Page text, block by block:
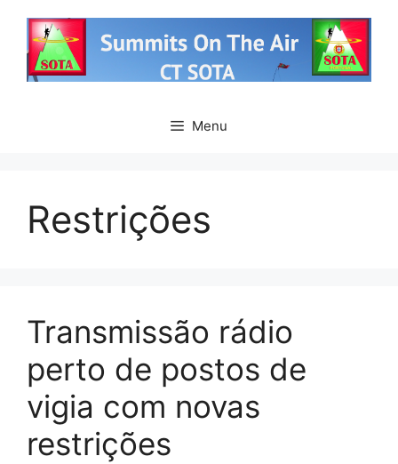
conteúdo
Menu
Restrições
Transmissão rádio
perto de postos de
vigia com novas
restrições